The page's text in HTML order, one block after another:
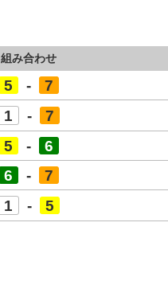
組み合わせ
5 - 7
1 - 7
5 - 6
6 - 7
1 - 5